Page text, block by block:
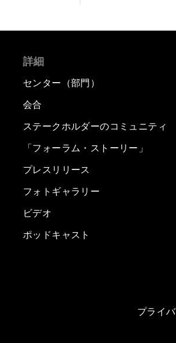
詳細
センター（部門）
会合
ステークホルダーのコミュニティ
「フォーラム・ストーリー」
プレスリリース
フォトギャラリー
ビデオ
ポッドキャスト
プライ